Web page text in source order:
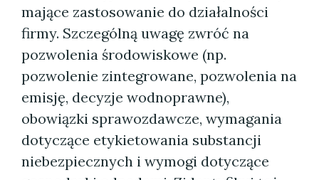
mające zastosowanie do działalności
firmy. Szczególną uwagę zwróć na
pozwolenia środowiskowe (np.
pozwolenie zintegrowane, pozwolenia na
emisję, decyzje wodnoprawne),
obowiązki sprawozdawcze, wymagania
dotyczące etykietowania substancji
niebezpiecznych i wymogi dotyczące